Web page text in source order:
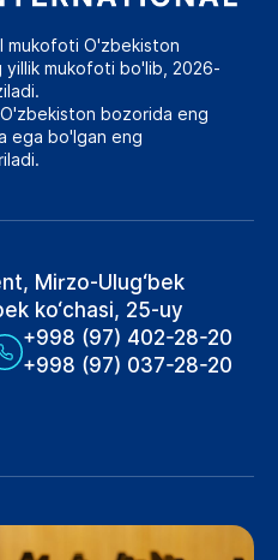
mukofoti O'zbekiston
yillik mukofoti bo'lib, 2026-
bozorida eng
ega bo'lgan eng
Mirzo-Ulug‘bek
ko‘chasi, 25-uy
+998 (97) 402-28-20
+998 (97) 037-28-20